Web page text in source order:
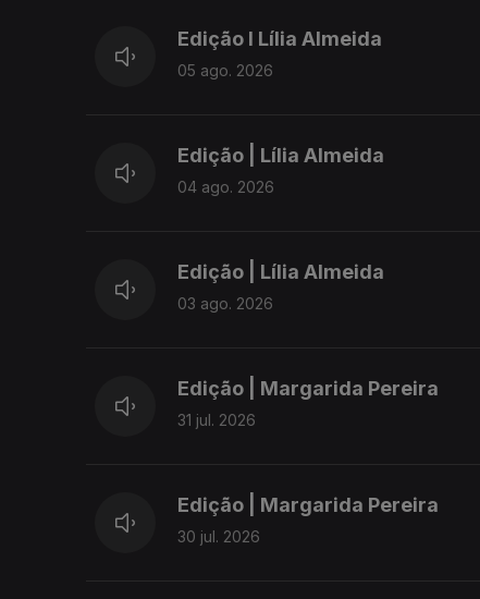
Edição I Lília Almeida
05 ago. 2026
Edição | Lília Almeida
04 ago. 2026
Edição | Lília Almeida
03 ago. 2026
Edição | Margarida Pereira
31 jul. 2026
Edição | Margarida Pereira
30 jul. 2026